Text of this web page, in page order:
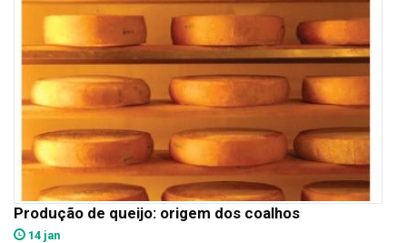
Produção de queijo: origem dos coalhos
14 jan